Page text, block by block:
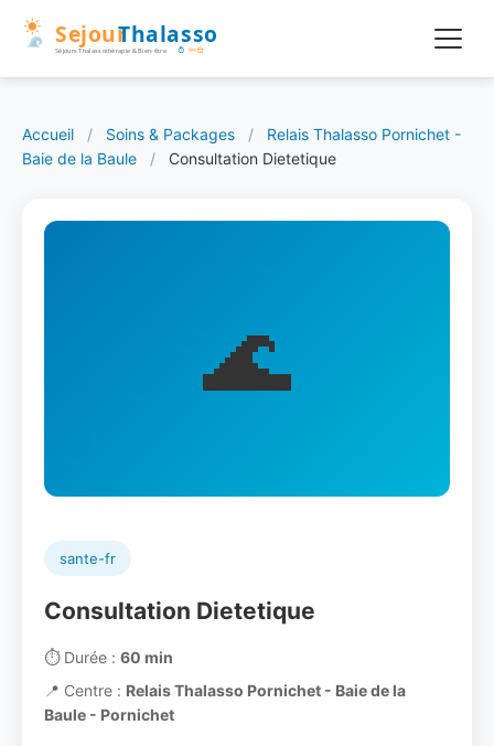
Accueil / Soins & Packages /
Relais Thalasso Pornichet -
Baie de la Baule
/ Consultation Dietetique
🌊
sante-fr
Consultation Dietetique
⏱️Durée : 60 min
📍 Centre : Relais Thalasso Pornichet - Baie de la
Baule - Pornichet